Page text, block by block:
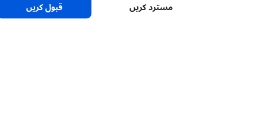
مسترد کریں قبول کریں